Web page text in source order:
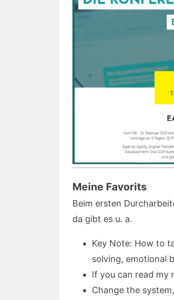
Meine Favorits
Beim ersten
da gibt es u. a.
Key Note: How to
solving, emotional
If you can read my
Change the